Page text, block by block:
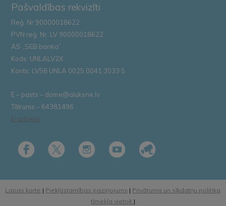
Pašvaldības rekvizīti
Reģ. Nr.90000018622
PVN reģ. Nr. LV 90000018622
AS „SEB banka”
Kods: UNLALV2X
Konts: LV58 UNLA 0025 0041 3033 5
E – pasts – dome@aluksne.lv
Tālrunis – 64381496
E-adrese
Lapas karte | Piekļūstamības paziņojums | Privātuma un sīkdatņu politika
tīmekļa vietnē |